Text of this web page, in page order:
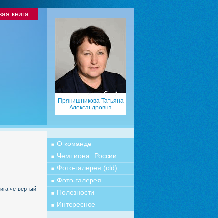
книга
Прянишникова Татьяна
Александровна
четвертый
О команде
Чемпионат России
Фото-галерея (old)
Фото-галерея
Полезности
Интересное